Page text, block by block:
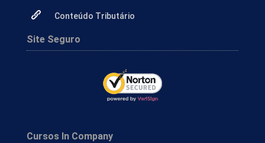
Conteúdo Tributário
Site Seguro
Cursos In Company